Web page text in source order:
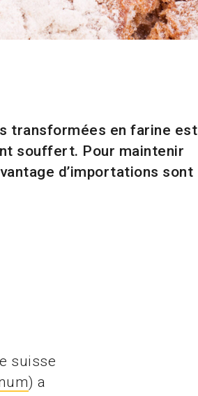
transformées en farine est
souffert. Pour maintenir
d’importations sont
suisse
) a